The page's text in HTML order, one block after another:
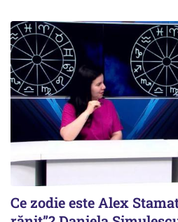
Ce zodie este Alex